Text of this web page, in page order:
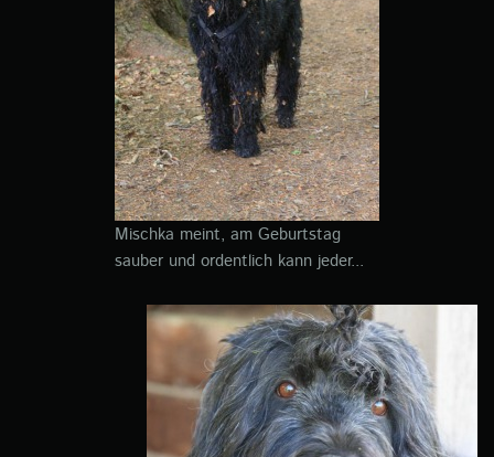
Mischka meint, am Geburtstag
sauber und ordentlich kann jeder...